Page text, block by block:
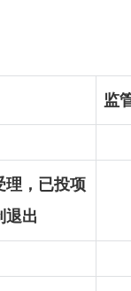
监
理，已投项
退出